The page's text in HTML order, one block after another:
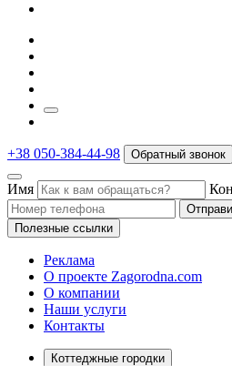
+38 050-384-44-98 Обратный звонок
Имя
Полезные ссылки
Реклама
О проекте Zagorodna.com
О компании
Наши услуги
Контакты
Коттеджные городки